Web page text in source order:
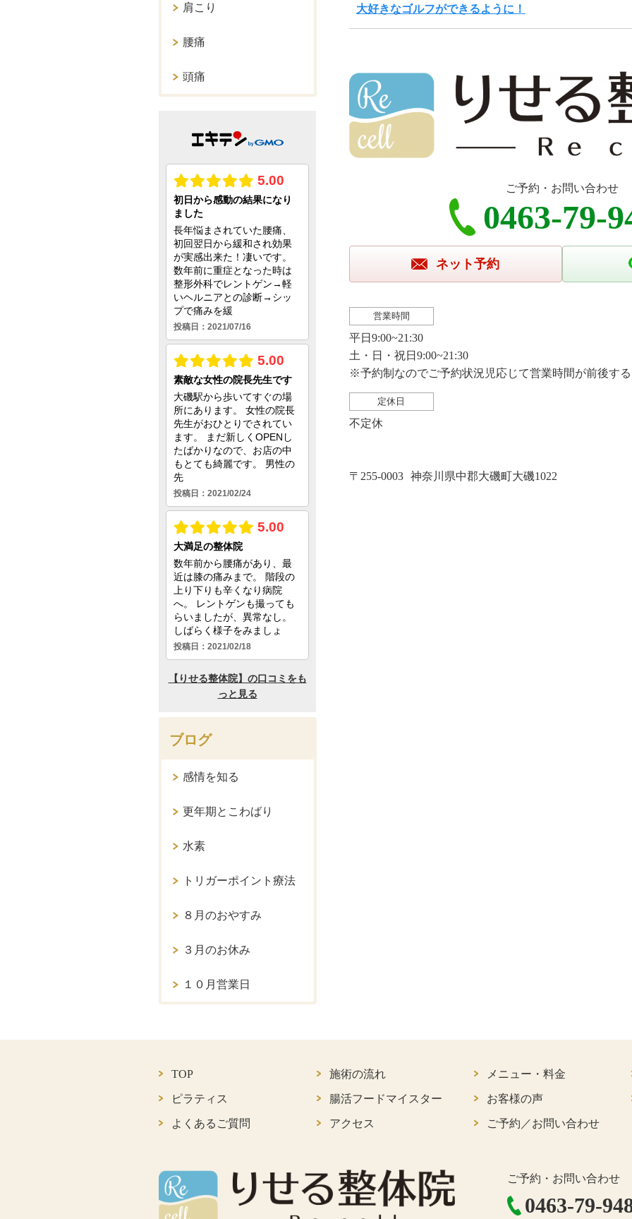
大好きなゴルフができるように！
ご予約・お問い合わせ
0463-79-
ネット予約
営業時間
平日9:00~21:30
土・日・祝日9:00~21:30
※予約制なのでご予約状況児応じて営業時間が前後する
定休日
不定休
〒255-0003 神奈川県中郡大磯町大磯1022
肩こり
腰痛
頭痛
ブログ
感情を知る
更年期とこわばり
水素
トリガーポイント療法
８月のおやすみ
３月のお休み
１０月営業日
TOP 施術の流れ メニュー・料金
ピラティス 腸活フードマイスター お客様の声
よくあるご質問 アクセス ご予約／お問い合わせ
ご予約・お問い合わせ
0463-79-